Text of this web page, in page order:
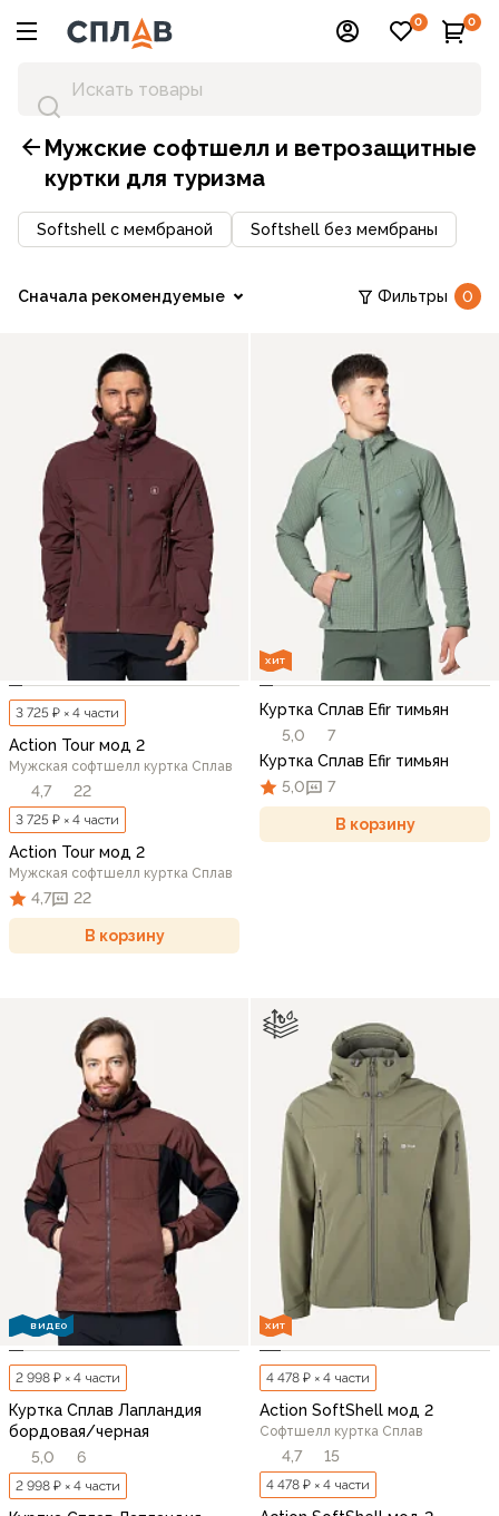
0 0
Мужские софтшелл и ветрозащитные
куртки для туризма
Softshell с мембраной Softshell без мембраны
Сначала рекомендуемые Фильтры 0
3 725 ₽ × 4 части
Action Tour мод 2
Мужская софтшелл куртка Сплав
4,7 22
3 725 ₽ × 4 части
Action Tour мод 2
Мужская софтшелл куртка Сплав
4,7 22
В корзину
ХИТ
Куртка Сплав Efir тимьян
5,0
7
Куртка Сплав Efir тимьян
5,0
7
В корзину
ВИДЕО
2 998 ₽ × 4 части
Куртка Сплав Лапландия
бордовая/черная
5,0
6
2 998 ₽ × 4 части
ХИТ
4 478 ₽ × 4 части
Action SoftShell мод 2
Софтшелл куртка Сплав
4,7 15
4 478 ₽ × 4 части